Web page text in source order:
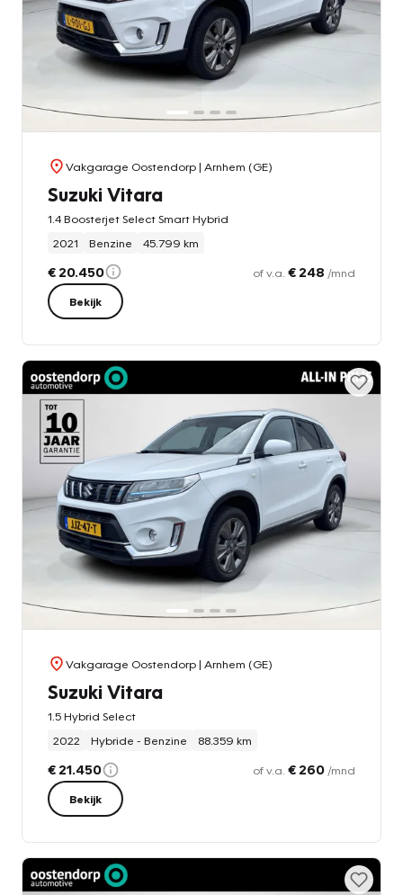
Vakgarage Oostendorp| Arnhem (GE)
Suzuki Vitara
1.4 Boosterjet Select Smart Hybrid
2021
Benzine 45.799 km
€ 20.450 of v.a. € 248 /mnd
Bekijk
Vakgarage Oostendorp| Arnhem (GE)
Suzuki Vitara
1.5 Hybrid Select
2022
Hybride - Benzine 88.359 km
€ 21.450 of v.a. € 260 /mnd
Bekijk